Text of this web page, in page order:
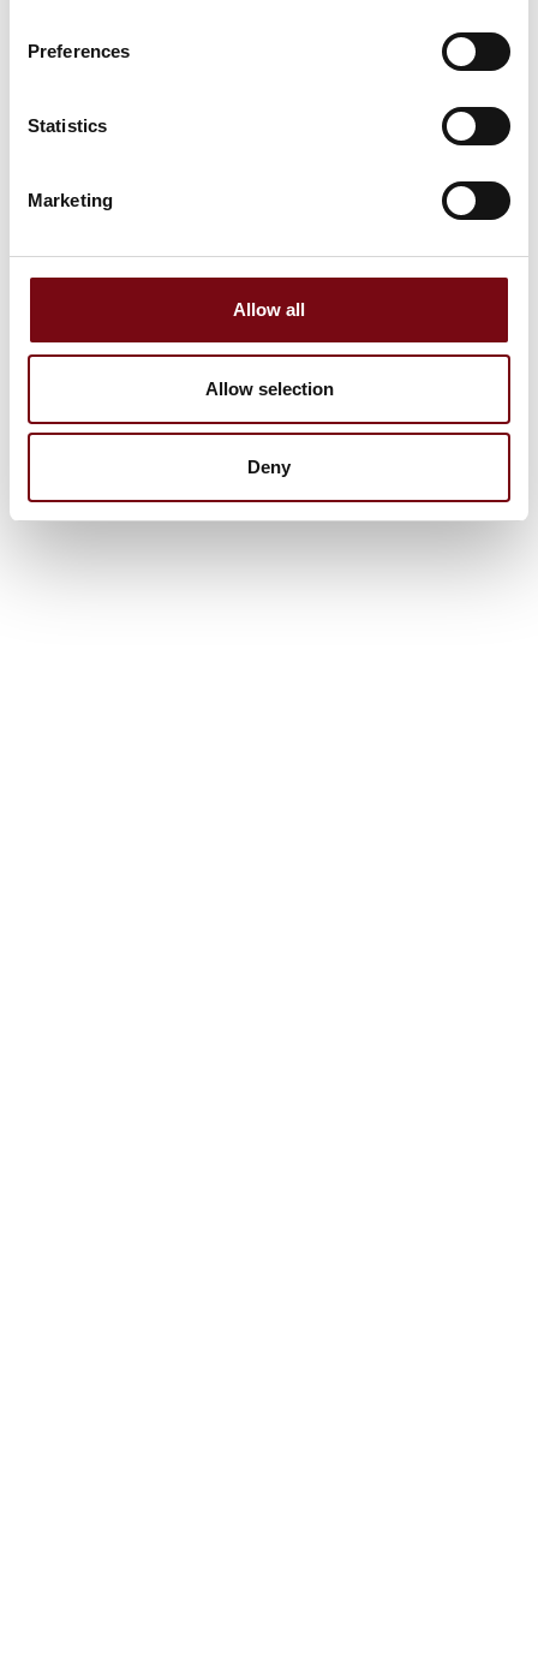
Preferences
Statistics
Marketing
Allow all
Allow selection
Deny